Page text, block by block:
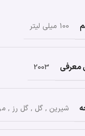
100 میلی لیتر
معرفی 2003
شیرین , گل , گل رز ,